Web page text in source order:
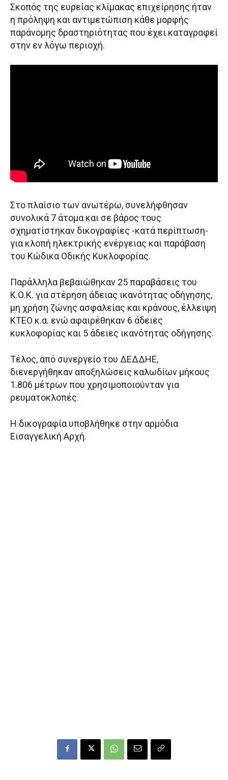
Σκοπός της ευρείας κλίμακας επιχείρησης ήταν
η πρόληψη και αντιμετώπιση κάθε μορφής
παράνομης δραστηριότητας που έχει καταγραφεί
στην εν λόγω περιοχή.
Στο πλαίσιο των ανωτέρω, συνελήφθησαν
συνολικά 7 άτομα και σε βάρος τους
σχηματίστηκαν δικογραφίες -κατά περίπτωση-
για κλοπή ηλεκτρικής ενέργειας και παράβαση
του Κώδικα Οδικής Κυκλοφορίας.
Παράλληλα βεβαιώθηκαν 25 παραβάσεις του
Κ.Ο.Κ. για στέρηση άδειας ικανότητας οδήγησης,
μη χρήση ζώνης ασφαλείας και κράνους, έλλειψη
ΚΤΕΟ κ.α. ενώ αφαιρέθηκαν 6 άδειες
κυκλοφορίας και 5 άδειες ικανότητας οδήγησης.
Τέλος, από συνεργείο του ΔΕΔΔΗΕ,
διενεργήθηκαν αποξηλώσεις καλωδίων μήκους
1.806 μέτρων που χρησιμοποιούνταν για
ρευματοκλοπές.
Η δικογραφία υποβλήθηκε στην αρμόδια
Εισαγγελική Αρχή.